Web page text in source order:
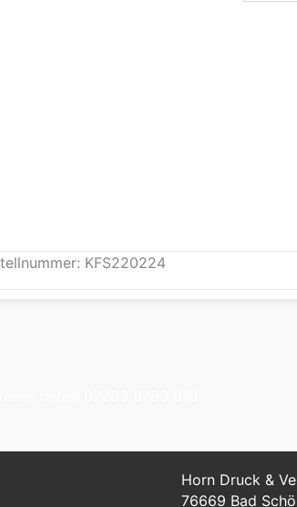
KFS220224
Horn Druck &
76669 Bad